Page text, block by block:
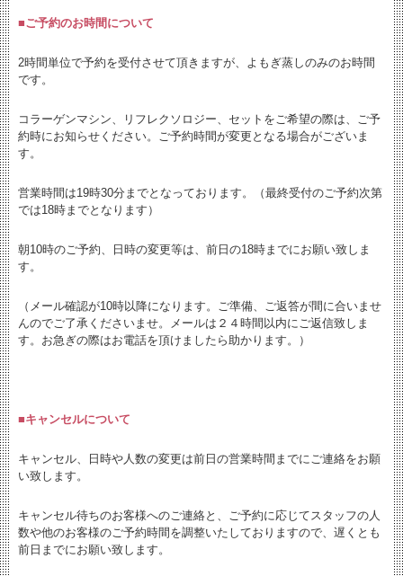
■ご予約のお時間について
2時間単位で予約を受付させて頂きますが、 よもぎ蒸しのみのお時間
です。
コラーゲンマシン、リフレクソロジー、セットをご希望の際は、ご予
約時にお知らせください。 ご予約時間が変更となる場合がございま
す。
営業時間は19時30分までとなっております。（最終受付のご予約次第
では18時までとなります）
朝10時のご予約、日時の変更等は、前日の18時までにお願い致しま
す。
（メール確認が10時以降になります。ご準備、ご返答が間に合いませ
んのでご了承くださいませ。メールは２４時間以内にご返信致しま
す。お急ぎの際はお電話を頂けましたら助かります。）
■キャンセルについて
キャンセル、日時や人数の変更は前日の営業時間までにご連絡をお願
い致します。
キャンセル待ちのお客様へのご連絡と、 ご予約に応じてスタッフの人
数や他のお客様のご予約時間を調整いたしておりますので、遅くとも
前日までにお願い致します。